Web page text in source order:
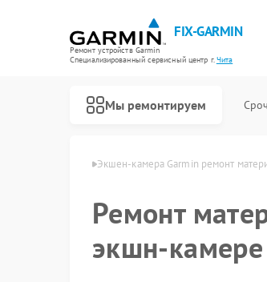
FIX-GARMIN
Ремонт устройств Garmin
Специализированный cервисный центр г.Чита
Мы ремонтируем
Экшен-камера Garmin ремонт
Ремонт
экшн-